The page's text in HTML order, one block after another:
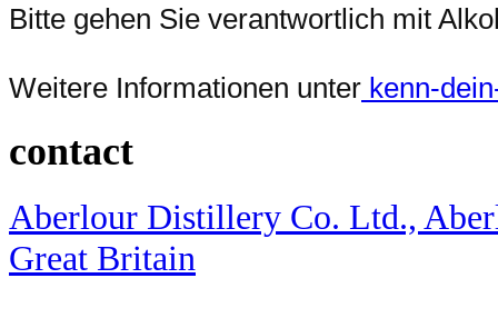
Bitte gehen Sie verantwortlich mit
Weitere Informationen unter kenn-
contact
Aberlour Distillery Co. Ltd.,
Great Britain